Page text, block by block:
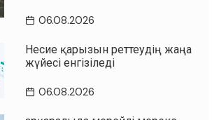
06.08.2026
Несие қарызын реттеудің жаңа
жүйесі енгізіледі
06.08.2026